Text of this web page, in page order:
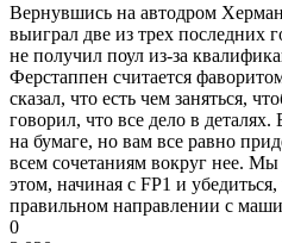
Вернувшись на автодром
выиграл две из трех последних
не получил поул из-за
Ферстаппен считается
сказал, что есть чем заняться,
говорил, что все дело в
на бумаге, но вам все равно
всем сочетаниям вокруг нее.
этом, начиная с FP1 и
правильном направлении с
0